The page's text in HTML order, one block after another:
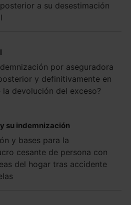
a su desestimación
por aseguradora
y definitivamente en
la devolución del exceso?
su indemnización
y bases para la
cesante de persona con
del hogar tras accidente